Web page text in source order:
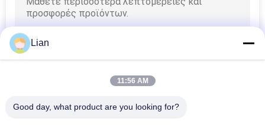
Lian
11:56 AM
Good day, what product are you looking for?